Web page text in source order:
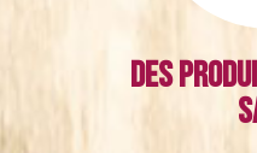
Des